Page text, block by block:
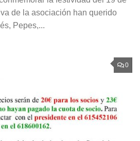
de la asociación han querido
Pepes,...
0